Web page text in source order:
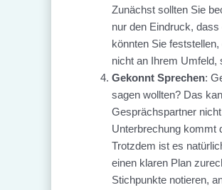
Zunächst sollten Sie
nur den Eindruck,
könnten Sie
nicht an Ihrem Umfeld,
Gekonnt Sprechen:
sagen wollten? Das
Gesprächspartner
Unterbrechung kommt
Trotzdem ist es
einen klaren Plan
Stichpunkte notieren,